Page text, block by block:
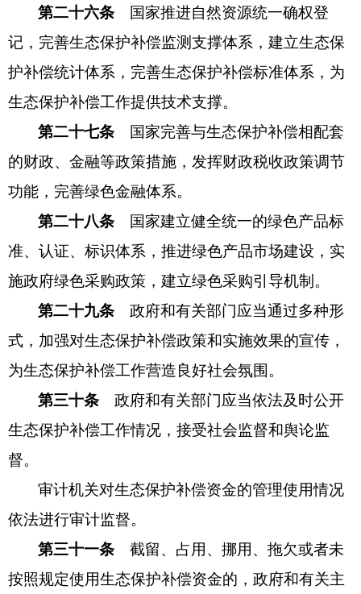
第二十六条 国家推进自然资源统一确权登
记，完善生态保护补偿监测支撑体系，建立生态保
护补偿统计体系，完善生态保护补偿标准体系，为
生态保护补偿工作提供技术支撑。
第二十七条 国家完善与生态保护补偿相配套
的财政、金融等政策措施，发挥财政税收政策调节
功能，完善绿色金融体系。
第二十八条 国家建立健全统一的绿色产品标
准、认证、标识体系，推进绿色产品市场建设，实
施政府绿色采购政策，建立绿色采购引导机制。
第二十九条 政府和有关部门应当通过多种形
式，加强对生态保护补偿政策和实施效果的宣传，
为生态保护补偿工作营造良好社会氛围。
第三十条 政府和有关部门应当依法及时公开
生态保护补偿工作情况，接受社会监督和舆论监
督。
审计机关对生态保护补偿资金的管理使用情况
依法进行审计监督。
第三十一条 截留、占用、挪用、拖欠或者未
按照规定使用生态保护补偿资金的，政府和有关主